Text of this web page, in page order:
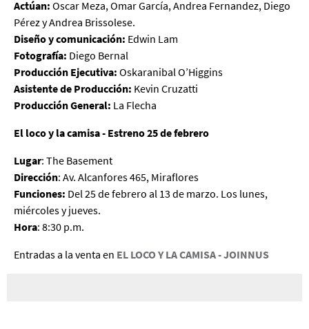
Actúan: Oscar Meza, Omar García, Andrea Fernandez, Diego
Pérez y Andrea Brissolese.
Diseño y comunicación: Edwin Lam
Fotografía: Diego Bernal
Producción Ejecutiva: Oskaranibal O’Higgins
Asistente de Producción: Kevin Cruzatti
Producción General: La Flecha
El loco y la camisa - Estreno 25 de febrero
Lugar: The Basement
Dirección: Av. Alcanfores 465, Miraflores
Funciones: Del 25 de febrero al 13 de marzo. Los lunes,
miércoles y jueves.
Hora: 8:30 p.m.
Entradas a la venta en EL LOCO Y LA CAMISA - JOINNUS